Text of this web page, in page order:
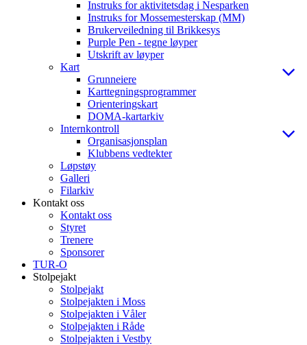
Instruks for aktivitetsdag i Nesparken
Instruks for Mossemesterskap (MM)
Brukerveiledning til Brikkesys
Purple Pen - tegne løyper
Utskrift av løyper
Kart
Grunneiere
Karttegningsprogrammer
Orienteringskart
DOMA-kartarkiv
Internkontroll
Organisasjonsplan
Klubbens vedtekter
Løpstøy
Galleri
Filarkiv
Kontakt oss
Kontakt oss
Styret
Trenere
Sponsorer
TUR-O
Stolpejakt
Stolpejakt
Stolpejakten i Moss
Stolpejakten i Våler
Stolpejakten i Råde
Stolpejakten i Vestby